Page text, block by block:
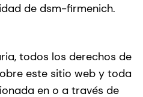
de dsm-firmenich.
todos los derechos de
este sitio web y toda
en o a través de